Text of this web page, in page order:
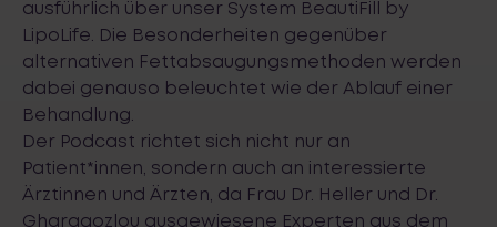
ausführlich über unser System BeautiFill by
LipoLife. Die Besonderheiten gegenüber
alternativen Fettabsaugungsmethoden werden
dabei genauso beleuchtet wie der Ablauf einer
Behandlung.
Der Podcast richtet sich nicht nur an
Patient*innen, sondern auch an interessierte
Ärztinnen und Ärzten, da Frau Dr. Heller und Dr.
Gharagozlou ausgewiesene Experten aus dem